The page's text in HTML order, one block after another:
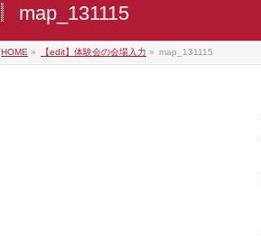
map_131115
HOME » 【edit】体験会の会場入力 » map_131115